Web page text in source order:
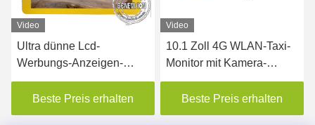
Video
Ultra dünne Lcd-
Werbungs-Anzeigen-
Bus-/Zug-digitale
Beschilderung 15 Zoll 82
Zoll-Wand-Berg
Beste Preis erhalten
Video
10.1 Zoll 4G WLAN-Taxi-
Monitor mit Kamera-
Körpersensor
Beste Preis erhalten